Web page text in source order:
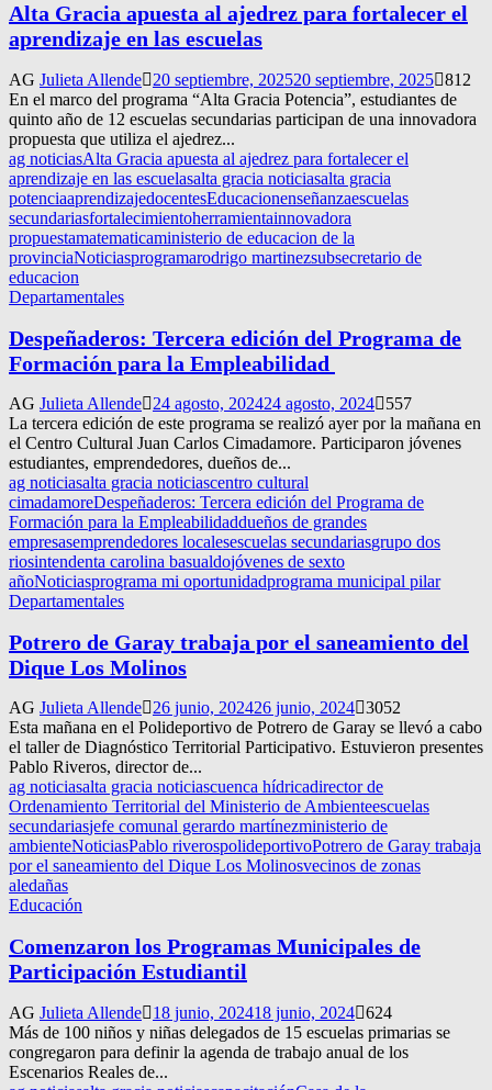
Alta Gracia apuesta al ajedrez para fortalecer el
aprendizaje en las escuelas
AG Julieta Allende 20 septiembre, 202520 septiembre, 2025 812
En el marco del programa “Alta Gracia Potencia”, estudiantes de
quinto año de 12 escuelas secundarias participan de una innovadora
propuesta que utiliza el ajedrez...
ag noticiasAlta Gracia apuesta al ajedrez para fortalecer el
aprendizaje en las escuelasalta gracia noticiasalta gracia
potenciaaprendizajedocentesEducacionenseñanzaescuelas
secundariasfortalecimientoherramientainnovadora
propuestamatematicaministerio de educacion de la
provinciaNoticiasprogramarodrigo martinezsubsecretario de
educacion
Departamentales
Despeñaderos: Tercera edición del Programa de
Formación para la Empleabilidad
AG Julieta Allende 24 agosto, 202424 agosto, 2024
557
La tercera edición de este programa se realizó ayer por la mañana en
el Centro Cultural Juan Carlos Cimadamore. Participaron jóvenes
estudiantes, emprendedores, dueños de...
ag noticiasalta gracia noticiascentro cultural
cimadamoreDespeñaderos: Tercera edición del Programa de
Formación para la Empleabilidaddueños de grandes
empresasemprendedores localesescuelas secundariasgrupo dos
riosintendenta carolina basualdojóvenes de sexto
añoNoticiasprograma mi oportunidadprograma municipal pilar
Departamentales
Potrero de Garay trabaja por el saneamiento del
Dique Los Molinos
AG Julieta Allende 26 junio, 202426 junio, 2024 3052
Esta mañana en el Polideportivo de Potrero de Garay se llevó a cabo
el taller de Diagnóstico Territorial Participativo. Estuvieron presentes
Pablo Riveros, director de...
ag noticiasalta gracia noticiascuenca hídricadirector de
Ordenamiento Territorial del Ministerio de Ambienteescuelas
secundariasjefe comunal gerardo martínezministerio de
ambienteNoticiasPablo riverospolideportivoPotrero de Garay trabaja
por el saneamiento del Dique Los Molinosvecinos de zonas
aledañas
Educación
Comenzaron los Programas Municipales de
Participación Estudiantil
AG Julieta Allende 18 junio, 202418 junio, 2024 624
Más de 100 niños y niñas delegados de 15 escuelas primarias se
congregaron para definir la agenda de trabajo anual de los
Escenarios Reales de...